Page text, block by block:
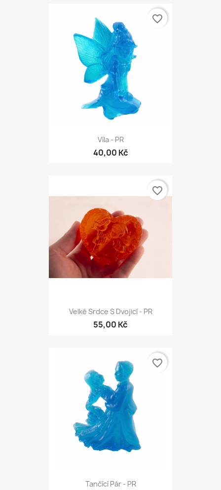
Víla - PR
40,00 Kč
favorite_border
Velké Srdce S Dvojicí - PR
55,00 Kč
favorite_border
Tančící Pár - PR
favorite_border